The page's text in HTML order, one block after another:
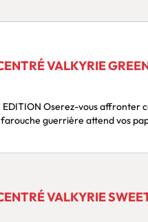
VALKYRIE
cette incontournable d'Arômes et Liquides ?
VALKYRIE